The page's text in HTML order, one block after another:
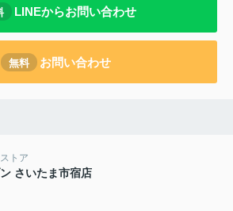
LINEからお問い合わせ
無料 お問い合わせ
トア
さいたま市宿店